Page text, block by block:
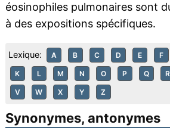
éosinophiles pulmonaires sont
à des expositions spécifiques.
Lexique: A B C D E F
K L M N O P Q R
V W X Y Z
Synonymes, antonymes